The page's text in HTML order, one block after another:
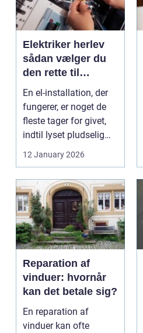
Elektriker herlev
sådan vælger du
den rette til
opgaven
En el-installation, der
fungerer, er noget de
fleste tager for givet,
indtil lyset pludselig
12 January 2026
Reparation af
vinduer: hvornår
kan det betale sig?
En reparation af
vinduer kan ofte